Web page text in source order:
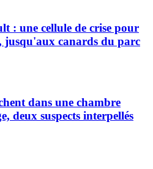
: une cellule de crise pour
jusqu'aux canards du parc
dans une chambre
deux suspects interpellés